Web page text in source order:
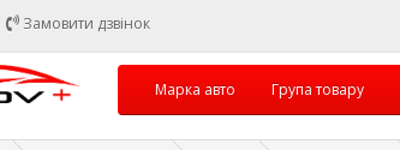
Замовити дзвінок
Марка авто Група товару